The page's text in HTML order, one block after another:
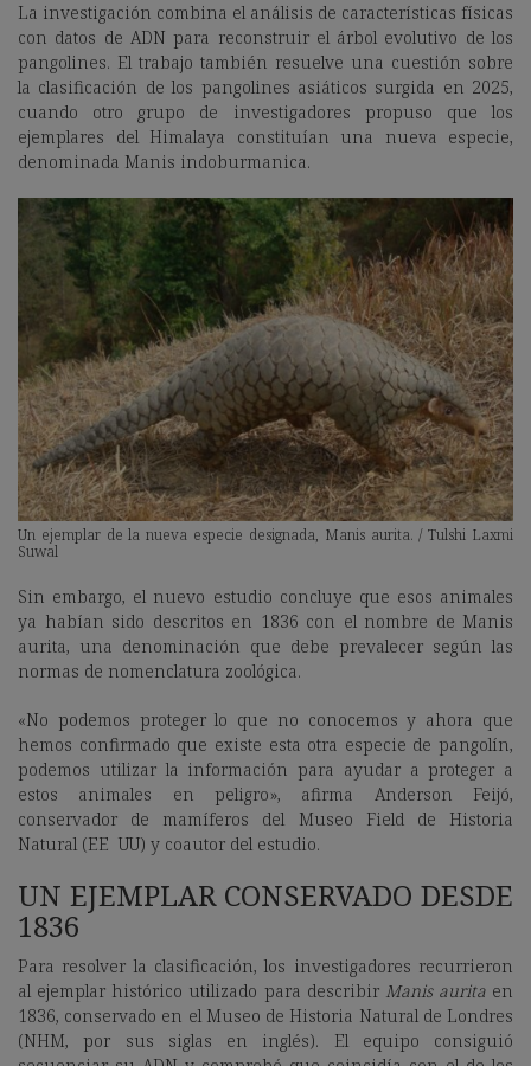
La investigación combina el análisis de características físicas
con datos de ADN para reconstruir el árbol evolutivo de los
pangolines. El trabajo también resuelve una cuestión sobre
la clasificación de los pangolines asiáticos surgida en 2025,
cuando otro grupo de investigadores propuso que los
ejemplares del Himalaya constituían una nueva especie,
denominada Manis indoburmanica.
Un ejemplar de la nueva especie designada, Manis aurita. / Tulshi Laxmi
Suwal
Sin embargo, el nuevo estudio concluye que esos animales
ya habían sido descritos en 1836 con el nombre de Manis
aurita, una denominación que debe prevalecer según las
normas de nomenclatura zoológica.
«No podemos proteger lo que no conocemos y ahora que
hemos confirmado que existe esta otra especie de pangolín,
podemos utilizar la información para ayudar a proteger a
estos animales en peligro», afirma Anderson Feijó,
conservador de mamíferos del Museo Field de Historia
Natural (EE UU) y coautor del estudio.
UN EJEMPLAR CONSERVADO DESDE
1836
Para resolver la clasificación, los investigadores recurrieron
al ejemplar histórico utilizado para describir Manis auritaen
1836, conservado en el Museo de Historia Natural de Londres
(NHM, por sus siglas en inglés). El equipo consiguió